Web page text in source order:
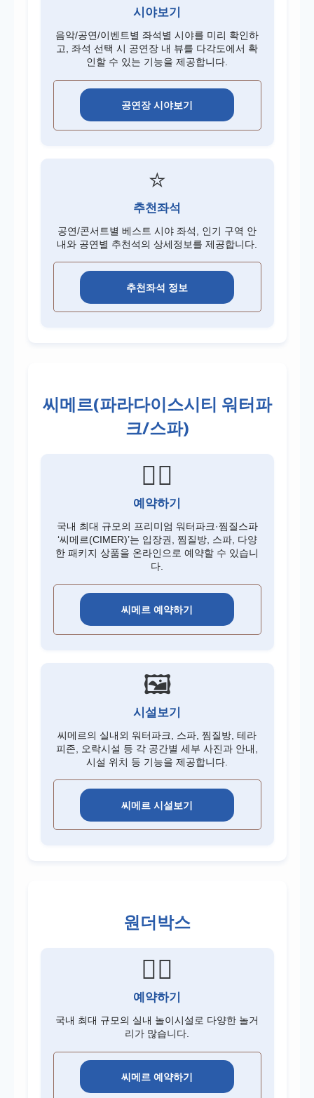
시야보기
음악/공연/이벤트별 좌석별 시야를 미리 확인하
고, 좌석 선택 시 공연장 내 뷰를 다각도에서 확
인할 수 있는 기능을 제공합니다.
공연장 시야보기
⭐
추천좌석
공연/콘서트별 베스트 시야 좌석, 인기 구역 안
내와 공연별 추천석의 상세정보를 제공합니다.
추천좌석 정보
씨메르(파라다이스시티 워터파
크/스파)
🏊‍♂️
예약하기
국내 최대 규모의 프리미엄 워터파크·찜질스파
‘씨메르(CIMER)’는 입장권, 찜질방, 스파, 다양
한 패키지 상품을 온라인으로 예약할 수 있습니
다.
씨메르 예약하기
🖼️
시설보기
씨메르의 실내외 워터파크, 스파, 찜질방, 테라
피존, 오락시설 등 각 공간별 세부 사진과 안내,
시설 위치 등 기능을 제공합니다.
씨메르 시설보기
원더박스
🏊‍♂️
예약하기
국내 최대 규모의 실내 놀이시설로 다양한 놀거
리가 많습니다.
씨메르 예약하기